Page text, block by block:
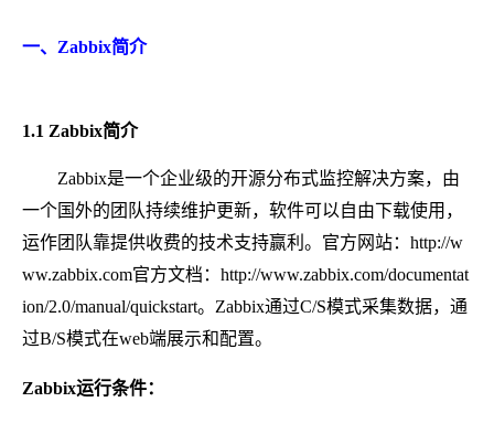
一、Zabbix简介
1.1 Zabbix简介
Zabbix是一个企业级的开源分布式监控解决方案，由
一个国外的团队持续维护更新，软件可以自由下载使用，
运作团队靠提供收费的技术支持赢利。官方网站：http://w
ww.zabbix.com官方文档：http://www.zabbix.com/documentat
ion/2.0/manual/quickstart。Zabbix通过C/S模式采集数据，通
过B/S模式在web端展示和配置。
Zabbix运行条件：